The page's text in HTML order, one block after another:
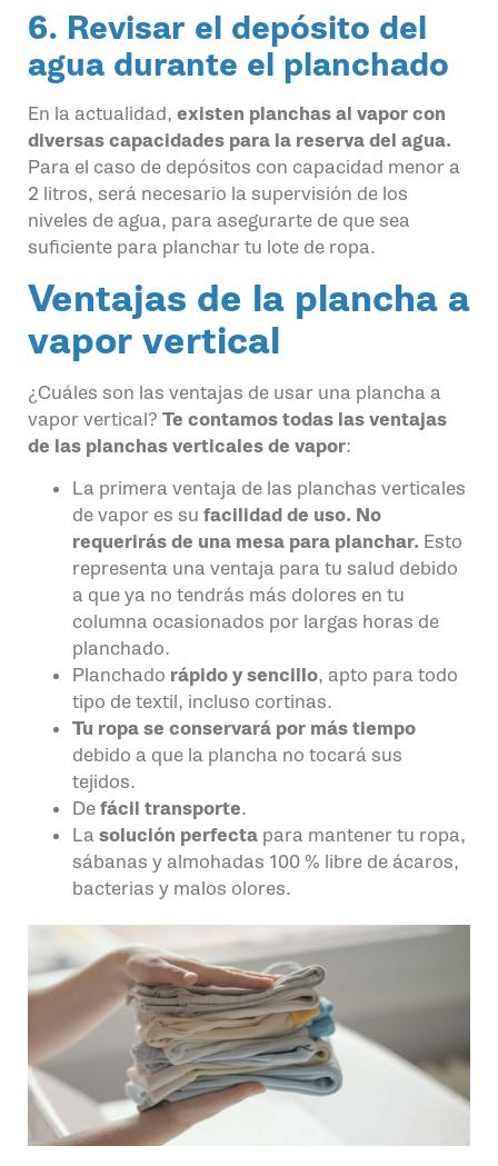
6. Revisar el depósito del
agua durante el planchado
En la actualidad, existen planchas al vapor con
diversas capacidades para la reserva del agua.
Para el caso de depósitos con capacidad menor a
2 litros, será necesario la supervisión de los
niveles de agua, para asegurarte de que sea
suficiente para planchar tu lote de ropa.
Ventajas de la plancha a
vapor vertical
¿Cuáles son las ventajas de usar una plancha a
vapor vertical? Te contamos todas las ventajas
de las planchas verticales de vapor:
La primera ventaja de las planchas verticales
de vapor es su facilidad de uso. No
requerirás de una mesa para planchar. Esto
representa una ventaja para tu salud debido
a que ya no tendrás más dolores en tu
columna ocasionados por largas horas de
planchado.
Planchado rápido y sencillo, apto para todo
tipo de textil, incluso cortinas.
Tu ropa se conservará por más tiempo
debido a que la plancha no tocará sus
tejidos.
Defácil transporte.
Lasolución perfecta para mantener tu ropa,
sábanas y almohadas 100 % libre de ácaros,
bacterias y malos olores.